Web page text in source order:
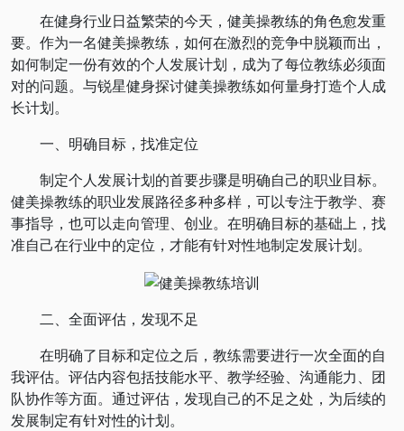
在健身行业日益繁荣的今天，健美操教练的角色愈发重
要。作为一名健美操教练，如何在激烈的竞争中脱颖而出，
如何制定一份有效的个人发展计划，成为了每位教练必须面
对的问题。与锐星健身探讨健美操教练如何量身打造个人成
长计划。
一、明确目标，找准定位
制定个人发展计划的首要步骤是明确自己的职业目标。
健美操教练的职业发展路径多种多样，可以专注于教学、赛
事指导，也可以走向管理、创业。在明确目标的基础上，找
准自己在行业中的定位，才能有针对性地制定发展计划。
二、全面评估，发现不足
在明确了目标和定位之后，教练需要进行一次全面的自
我评估。评估内容包括技能水平、教学经验、沟通能力、团
队协作等方面。通过评估，发现自己的不足之处，为后续的
发展制定有针对性的计划。